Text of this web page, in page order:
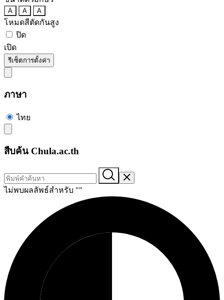
A A A
โหมดสีตัดกันสูง
ปิด
เปิด
รีเซ็ตการตั้งค่า
ภาษา
ไทย
สืบค้น Chula.ac.th
ไม่พบผลลัพธ์สำหรับ ""